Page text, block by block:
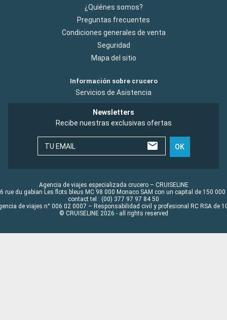
¿Quiénes somos?
Preguntas frecuentes
Condiciones generales de venta
Seguridad
Mapa del sitio
Información sobre crucero
Servicios de Asistencia
Newsletters
Recibe nuestras exclusivas ofertas
TU EMAIL OK
Agencia de viajes especializada crucero – CRUISELINE
rue du gabian Les flots bleus MC 98 000 Monaco SAM con un capital de 150 000
contact tel : (00) 377 97 97 84 50
de viajes n° 006 02 0007 – Responsabilidad civil y profesional RC RSA de
© CRUISELINE 2026 - all rights reserved